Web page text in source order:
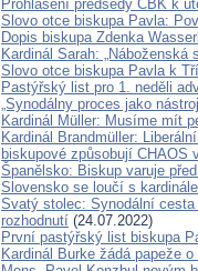
Prohlášení předsedy ČBK k
Slovo otce biskupa Pavla:
Dopis biskupa Zdenka
Kardinál Sarah: „Náboženská
Slovo otce biskupa Pavla k
Pastýřský list pro 1. neděli
„Synodálny proces jako
Kardinál Müller: Musíme mít
Kardinál Brandmüller:
biskupové způsobují CHAOS
Španělsko: Biskup varuje
Slovensko se loučí s
Svatý stolec: Synodální
rozhodnutí (24.07.2022)
První pastýřský list biskupa
Kardinál Burke žádá papeže